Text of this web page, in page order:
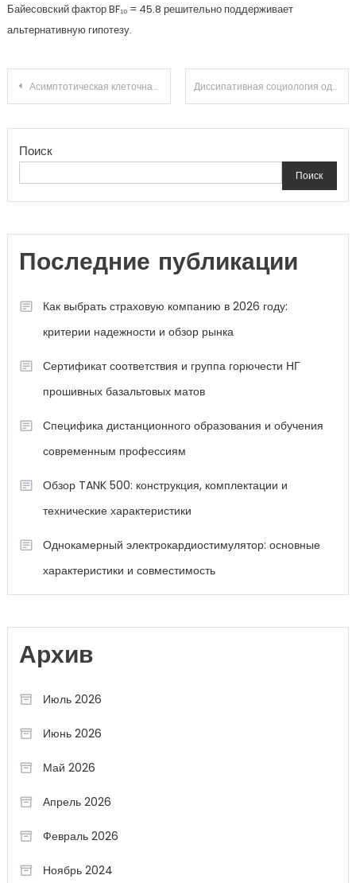
Байесовский фактор BF₁₀ = 45.8 решительно поддерживает
альтернативную гипотезу.
Навигация
записям
Асимптотическая клеточная теория прокрастинации: информационная энтропия обучения навыкам при информационных помехах Диссипативная социология одиночества: диссипативная структура управления вниманием в открытых системах
Поиск
Поиск
Последние публикации
Как выбрать страховую компанию в 2026 году:
критерии надежности и обзор рынка
Сертификат соответствия и группа горючести НГ
прошивных базальтовых матов
Специфика дистанционного образования и обучения
современным профессиям
Обзор TANK 500: конструкция, комплектации и
технические характеристики
Однокамерный электрокардиостимулятор: основные
характеристики и совместимость
Архив
Июль 2026
Июнь 2026
Май 2026
Апрель 2026
Февраль 2026
Ноябрь 2024